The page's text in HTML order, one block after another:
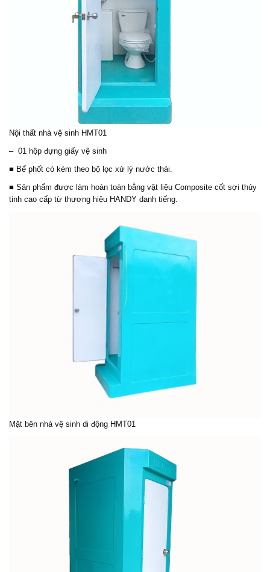
Nội thất nhà vệ sinh HMT01
– 01 hộp đựng giấy vệ sinh
■ Bể phốt có kèm theo bộ lọc xử lý nước thải.
■ Sản phẩm được làm hoàn toàn bằng vật liệu Composite cốt sợi thủy
tinh cao cấp từ thương hiệu HANDY danh tiếng.
Mặt bên nhà vệ sinh di động HMT01